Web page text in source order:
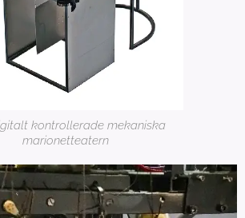
kontrollerade mekaniska
marionetteatern